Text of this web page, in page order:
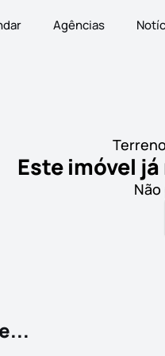
Agências
Este imóvel